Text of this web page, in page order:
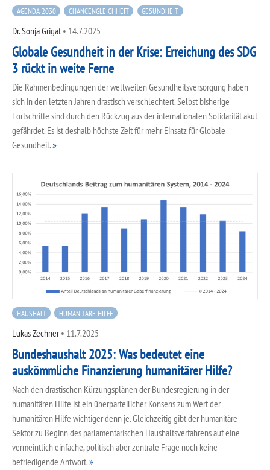
AGENDA 2030 CHANCENGLEICHHEIT GESUNDHEIT
Dr. Sonja Grigat • 14.7.2025
Globale Gesundheit in der Krise: Erreichung des SDG
3 rückt in weite Ferne
Die Rahmenbedingungen der weltweiten Gesundheitsversorgung haben
sich in den letzten Jahren drastisch verschlechtert. Selbst bisherige
Fortschritte sind durch den Rückzug aus der internationalen Solidarität akut
gefährdet. Es ist deshalb höchste Zeit für mehr Einsatz für Globale
Gesundheit.
HAUSHALT HUMANITÄRE HILFE
Lukas Zechner• 11.7.2025
Bundeshaushalt 2025: Was bedeutet eine
auskömmliche Finanzierung humanitärer Hilfe?
Nach den drastischen Kürzungsplänen der Bundesregierung in der
humanitären Hilfe ist ein überparteilicher Konsens zum Wert der
humanitären Hilfe wichtiger denn je. Gleichzeitig gibt der humanitäre
Sektor zu Beginn des parlamentarischen Haushaltsverfahrens auf eine
vermeintlich einfache, politisch aber zentrale Frage noch keine
befriedigende Antwort.